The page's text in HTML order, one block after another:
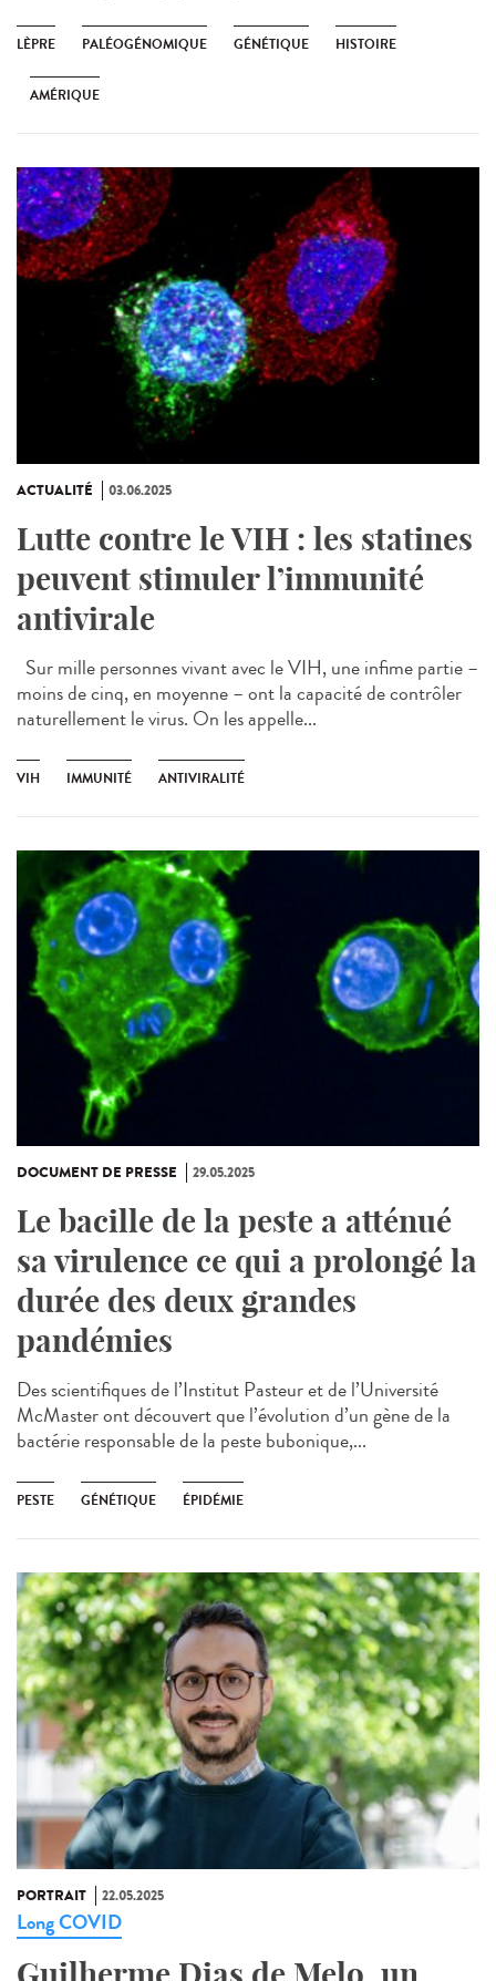
LÈPRE PALÉOGÉNOMIQUE GÉNÉTIQUE HISTOIRE
AMÉRIQUE
ACTUALITÉ 03.06.2025
Lutte contre le VIH : les statines
peuvent stimuler l’immunité
antivirale
Sur mille personnes vivant avec le VIH, une infime partie –
moins de cinq, en moyenne – ont la capacité de contrôler
naturellement le virus. On les appelle...
VIH IMMUNITÉ ANTIVIRALITÉ
DOCUMENT DE PRESSE 29.05.2025
Le bacille de la peste a atténué
sa virulence ce qui a prolongé la
durée des deux grandes
pandémies
Des scientifiques de l’Institut Pasteur et de l’Université
McMaster ont découvert que l’évolution d’un gène de la
bactérie responsable de la peste bubonique,...
PESTE GÉNÉTIQUE ÉPIDÉMIE
PORTRAIT 22.05.2025
Long COVID